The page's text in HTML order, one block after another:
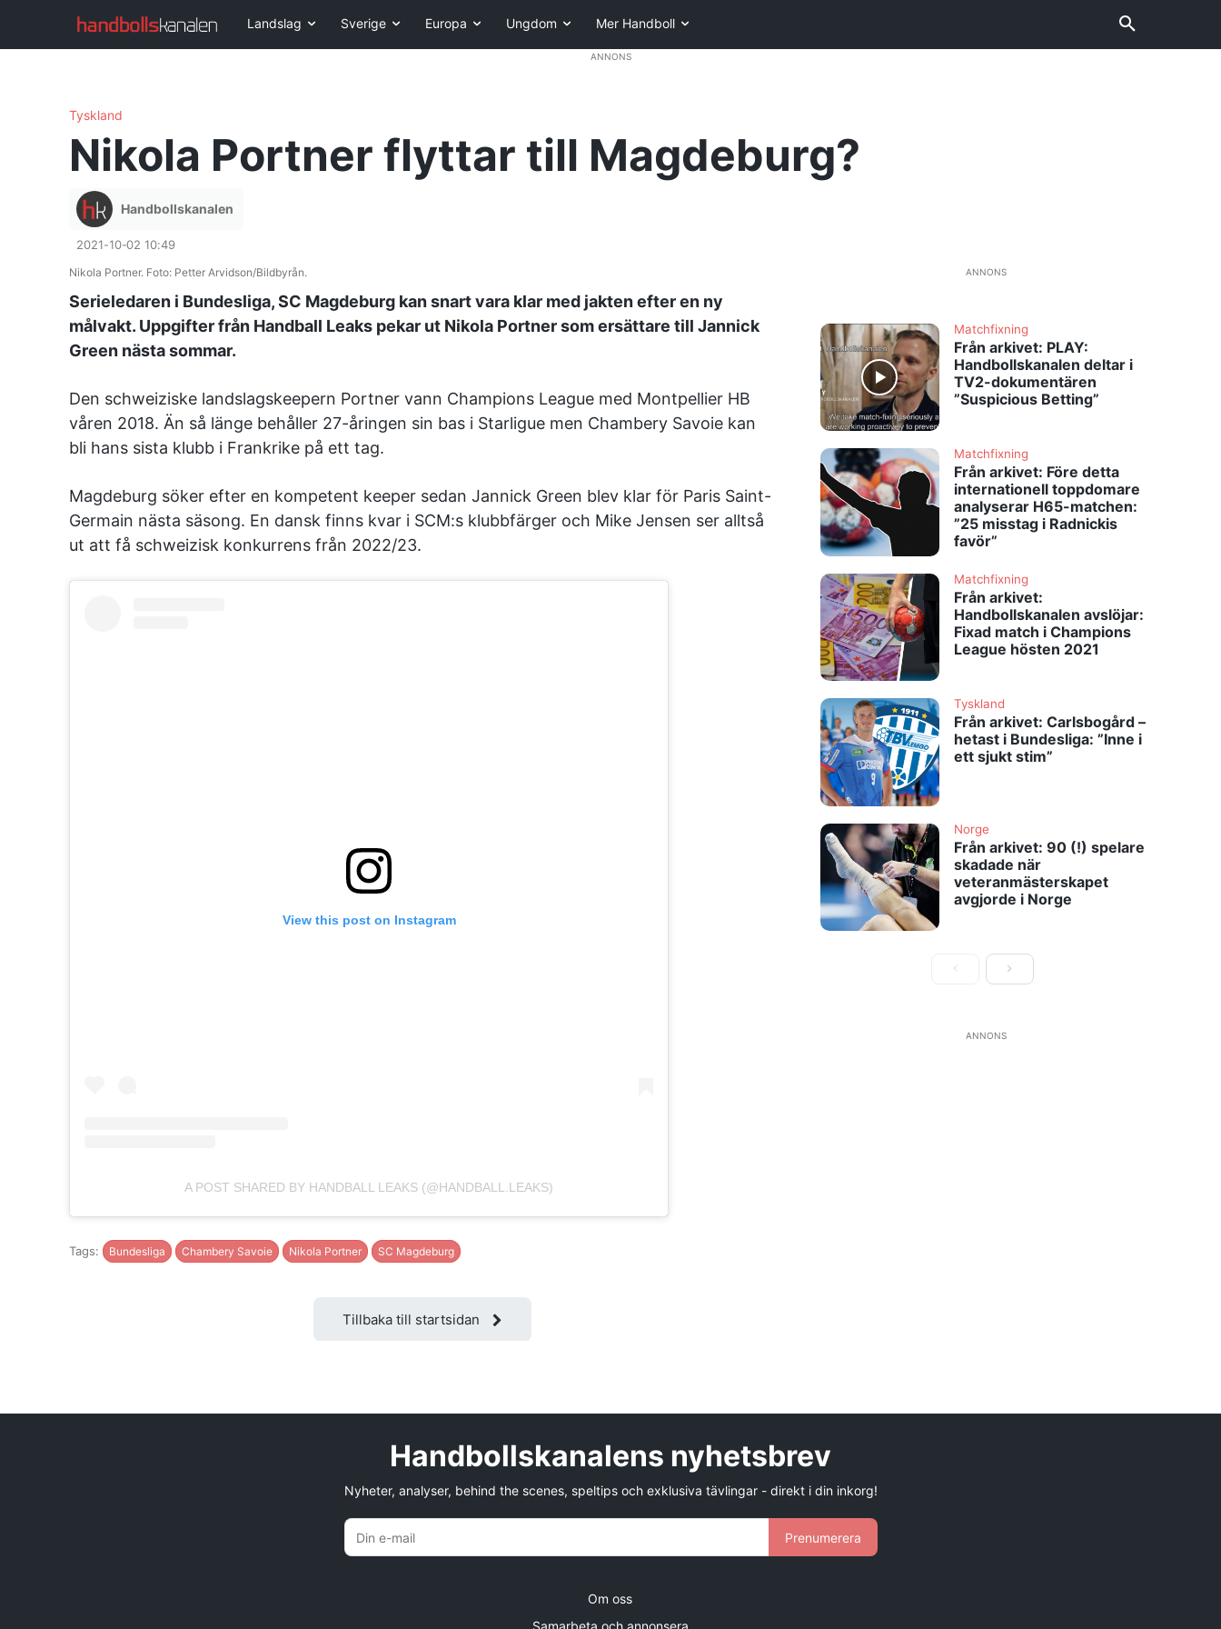
Landslag Sverige Europa Ungdom Mer Handboll
ANNONS
Tyskland
Nikola Portner flyttar till Magdeburg?
Handbollskanalen
2021-10-02 10:49
Nikola Portner. Foto: Petter Arvidson/Bildbyrån.
Serieledaren i Bundesliga, SC Magdeburg kan snart vara klar med jakten efter en ny
målvakt. Uppgifter från Handball Leaks pekar ut Nikola Portner som ersättare till Jannick
Green nästa sommar.
Den schweiziske landslagskeepern Portner vann Champions League med Montpellier HB
våren 2018. Än så länge behåller 27-åringen sin bas i Starligue men Chambery Savoie kan
bli hans sista klubb i Frankrike på ett tag.
Magdeburg söker efter en kompetent keeper sedan Jannick Green blev klar för Paris Saint-
Germain nästa säsong. En dansk finns kvar i SCM:s klubbfärger och Mike Jensen ser alltså
ut att få schweizisk konkurrens från 2022/23.
View this post on Instagram
A POST SHARED BY HANDBALL LEAKS (@HANDBALL.LEAKS)
Tags: Bundesliga Chambery Savoie Nikola Portner SC Magdeburg
Tillbaka till startsidan
ANNONS
Matchfixning
Från arkivet: PLAY:
Handbollskanalen deltar i
TV2-dokumentären
”Suspicious Betting”
Matchfixning
Från arkivet: Före detta
internationell toppdomare
analyserar H65-matchen:
”25 misstag i Radnickis
favör”
Matchfixning
Från arkivet:
Handbollskanalen avslöjar:
Fixad match i Champions
League hösten 2021
Tyskland
Från arkivet: Carlsbogård –
hetast i Bundesliga: ”Inne i
ett sjukt stim”
Norge
Från arkivet: 90 (!) spelare
skadade när
veteranmästerskapet
avgjorde i Norge
ANNONS
Handbollskanalens nyhetsbrev
Nyheter, analyser, behind the scenes, speltips och exklusiva tävlingar - direkt i din inkorg!
Prenumerera
Om oss